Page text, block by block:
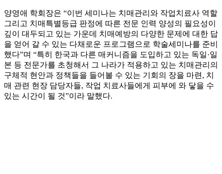
양영애 학회장은 “이번 세미나는 치매관리와 작업치료사 역할
그리고 치매특별등급 판정에 따른 전문 인력 양성의 필요성이
깊이 대두되고 있는 가운데 치매예방의 다양한 문제에 대한 답
을 얻어 갈 수 있는 다채로운 프로그램으로 학술세미나를 준비
했다”며 “특히 한국과 다른 매커니즘을 도입하고 있는 독일·일
본 등 전문가를 초청해서 그 나라가 적용하고 있는 치매관리의
구체적 현안과 정책들을 들어볼 수 있는 기회의 장을 마련, 치
매 관련 현장 담당자들, 작업 치료사들에게 피부에 와 닿을 수
있는 시간이 될 것”이라 말했다.